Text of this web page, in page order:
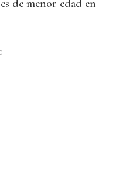
de menor edad en